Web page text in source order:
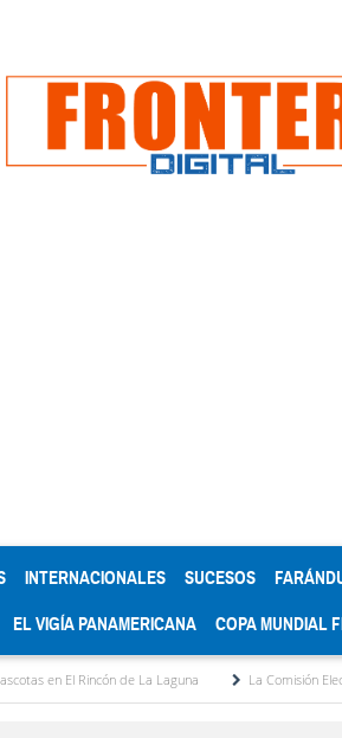
INTERNACIONALES SUCESOS
EL VIGÍA PANAMERICANA COPA MUNDIAL
Laguna La Comisión Electoral del Colegio de